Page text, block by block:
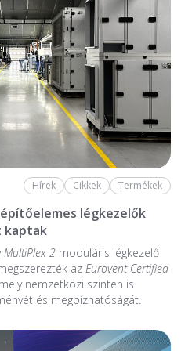
Hírek Cikkek Termékek
légkezelők
kaptak
MultiPlex 2moduláris légkezelő
az Eurovent Certified
nemzetközi szinten is
és megbízhatóságát.